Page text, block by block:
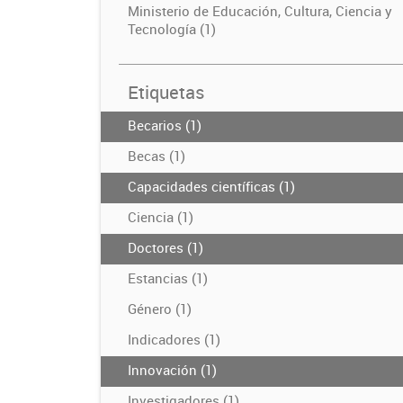
Ministerio de Educación, Cultura, Ciencia y
Tecnología (1)
Etiquetas
Becarios (1)
Becas (1)
Capacidades científicas (1)
Ciencia (1)
Doctores (1)
Estancias (1)
Género (1)
Indicadores (1)
Innovación (1)